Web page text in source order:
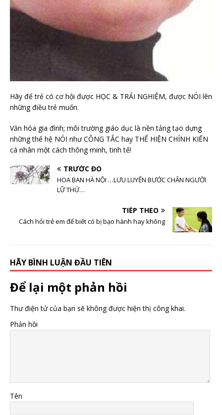
Hãy để trẻ có cơ hội được HỌC & TRẢI NGHIỆM, được NÓI lên
những điều trẻ muốn.
Văn hóa gia đình; môi trường giáo dục là nền tảng tạo dựng
những thế hệ NÓI như CÔNG TẮC hay THỂ HIỆN CHÍNH KIẾN
cá nhân một cách thông minh, tinh tế!
TRƯỚC ĐÓ
HOA BAN HÀ NỘI …LƯU LUYẾN BƯỚC CHÂN NGƯỜI
LỮ THỨ…
TIẾP THEO
Cách hỏi trẻ em để biết có bị bạo hành hay không
HÃY BÌNH LUẬN ĐẦU TIÊN
Để lại một phản hồi
Thư điện tử của bạn sẽ không được hiện thị công khai.
Phản hồi
Tên